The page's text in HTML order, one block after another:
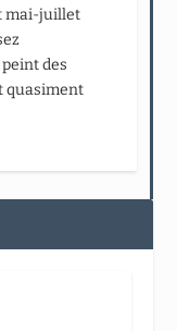
mai-juillet
des
quasiment